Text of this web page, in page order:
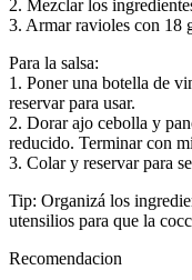
2. Mezclar los
3. Armar ravioles con 18
Para la salsa:
1. Poner una botella de
reservar para usar.
2. Dorar ajo cebolla y
reducido. Terminar con
3. Colar y reservar para
Tip: Organizá los
utensilios para que la
Recomendacion